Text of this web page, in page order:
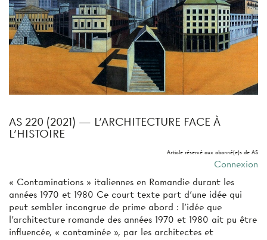
AS 220 (2021) — L’ARCHITECTURE FACE À
L’HISTOIRE
Article réservé aux abonné(e)s de AS
Connexion
« Contaminations » italiennes en Romandie durant les
années 1970 et 1980 Ce court texte part d’une idée qui
peut sembler incongrue de prime abord : l’idée que
l’architecture romande des années 1970 et 1980 ait pu être
influencée, « contaminée », par les architectes et